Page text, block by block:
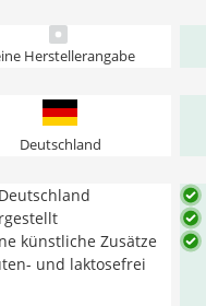
Herstellerangabe
Deutschland
künstliche Zusätze
und laktosefrei